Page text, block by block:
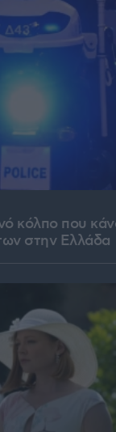
κόλπο που
στην Ελλάδα